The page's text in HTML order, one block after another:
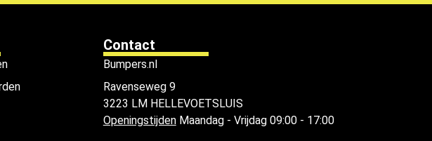
Contact
Bumpers.nl
Ravenseweg 9
3223 LM HELLEVOETSLUIS
OpeningstijdenMaandag - Vrijdag 09:00 - 17:00